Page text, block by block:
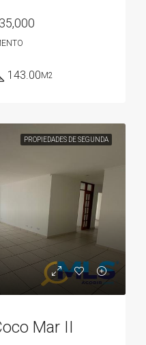
143.00M2
PROPIEDADES DE SEGUNDA
Mar II